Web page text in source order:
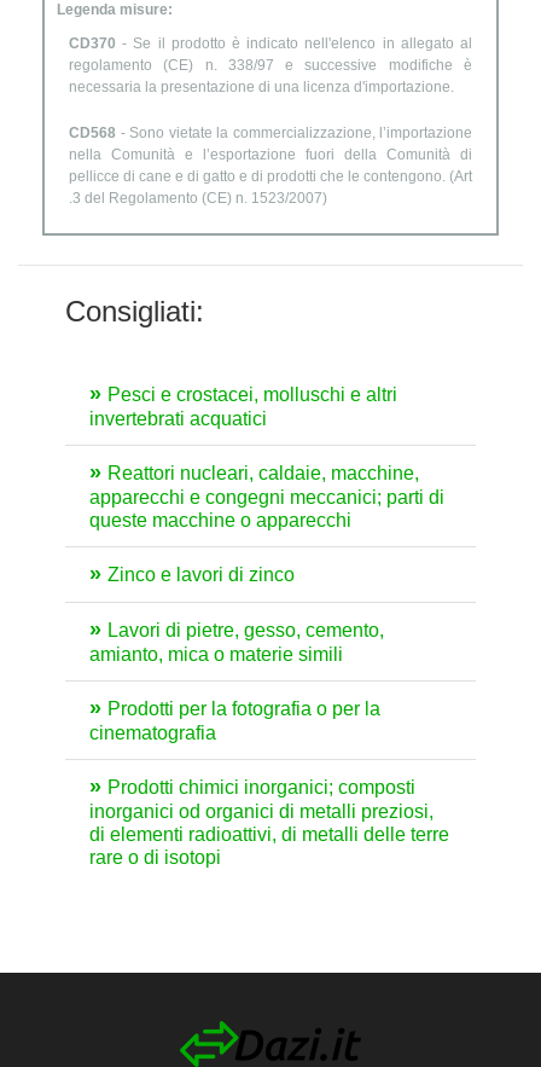
Legenda misure:
CD370 - Se il prodotto è indicato nell'elenco in allegato al
regolamento (CE) n. 338/97 e successive modifiche è
necessaria la presentazione di una licenza d'importazione.
CD568 - Sono vietate la commercializzazione, l’importazione
nella Comunità e l’esportazione fuori della Comunità di
pellicce di cane e di gatto e di prodotti che le contengono. (Art
.3 del Regolamento (CE) n. 1523/2007)
Consigliati:
Pesci e crostacei, molluschi e altri
invertebrati acquatici
Reattori nucleari, caldaie, macchine,
apparecchi e congegni meccanici; parti di
queste macchine o apparecchi
Zinco e lavori di zinco
Lavori di pietre, gesso, cemento,
amianto, mica o materie simili
Prodotti per la fotografia o per la
cinematografia
Prodotti chimici inorganici; composti
inorganici od organici di metalli preziosi,
di elementi radioattivi, di metalli delle terre
rare o di isotopi